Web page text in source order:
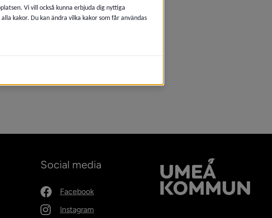
Social media
Facebook
Instagram
Vi vill också kunna erbjuda dig nyttiga
kakor. Du kan ändra vilka kakor som får användas